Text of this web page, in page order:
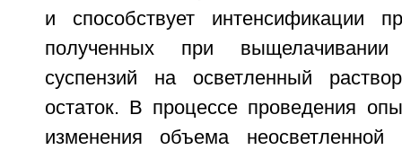
и способствует интенсификации
полученных при
суспензий на осветленный
остаток. В процессе проведения
изменения объема неосветленной